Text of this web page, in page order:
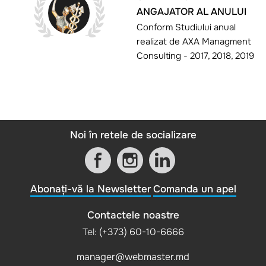
ANGAJATOR AL ANULUI
Conform Studiului anual
realizat de AXA Managment
Consulting - 2017, 2018, 2019
Noi în retele de socializare
Abonați-vă la Newsletter Comanda un apel
Contactele noastre
Tel: (+373) 60-10-6666
manager@webmaster.md